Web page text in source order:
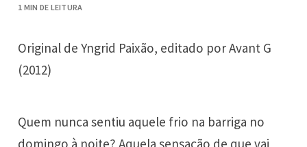
1 MIN DE LEITURA
Original de Yngrid Paixão, editado por Avant G
(2012)
Quem nunca sentiu aquele frio na barriga no